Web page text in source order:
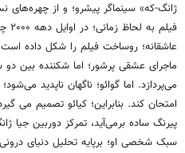
ژانگ-که» سینماگر پیشرو؛ و از
عاشقانه؛ روساخت فیلم را شکل داده است.
ماجرای عشقی پرشور؛ اما شکننده بین
می‌پردازد. اما گوائو؛ ناگهان ناپدید
امتحان کند. بنابراین؛ کیائو تصمیم می
پیرنگ ساده برمی‌آید، تمرکز دوربین
سبک شخصی او؛ برپایه تحلیل دنیای